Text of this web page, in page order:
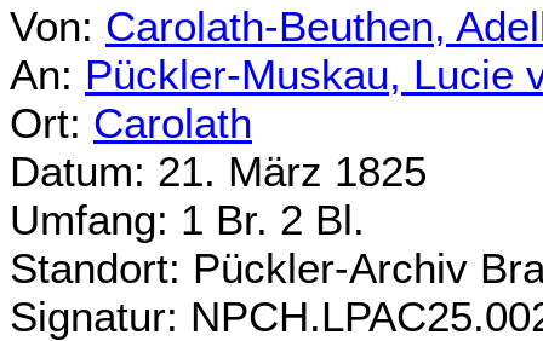
Von: Carolath-Beuthen,
An: Pückler-Muskau, Lucie
Ort: Carolath
Datum: 21. März 1825
Umfang: 1 Br. 2 Bl.
Standort: Pückler-Archiv
Signatur: